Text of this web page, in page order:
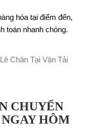
hóa tại điểm đến,
toán nhanh chóng.
CHUYỂN
HÔM